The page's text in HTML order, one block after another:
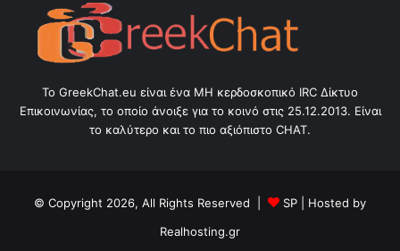
Το GreekChat.eu είναι ένα ΜΗ κερδοσκοπικό IRC Δίκτυο
Επικοινωνίας, το οποίο άνοιξε για το κοινό στις 25.12.2013. Είναι
το καλύτερο και το πιο αξιόπιστο CHAT.
© Copyright 2026, All Rights Reserved | SP | Hosted by
Realhosting.gr